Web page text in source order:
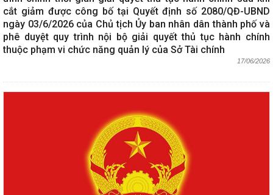
cắt giảm được công bố tại Quyết định số 2080/QĐ-UBND
ngày 03/6/2026 của Chủ tịch Ủy ban nhân dân thành phố và
phê duyệt quy trình nội bộ giải quyết thủ tục hành chính
thuộc phạm vi chức năng quản lý của Sở Tài chính
17/06/2026